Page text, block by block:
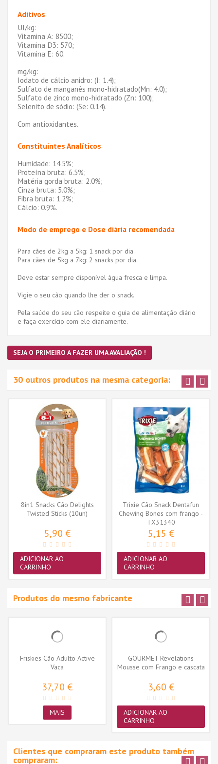
Aditivos
UI/kg:
Vitamina A: 8500;
Vitamina D3: 570;
Vitamina E: 60.
mg/kg:
Iodato de cálcio anidro: (I: 1.4);
Sulfato de manganês mono-hidratado(Mn: 4.0);
Sulfato de zinco mono-hidratado (Zn: 100);
Selenito de sódio: (Se: 0.14).
Com antioxidantes.
Constituintes Analíticos
Humidade: 14.5%;
Proteína bruta: 6.5%;
Matéria gorda bruta: 2.0%;
Cinza bruta: 5.0%;
Fibra bruta: 1.2%;
Cálcio: 0.9%.
Modo de emprego e Dose diária recomendada
Para cães de 2kg a 5kg: 1 snack por dia.
Para cães de 5kg a 7kg: 2 snacks por dia.
Deve estar sempre disponível água fresca e limpa.
Vigie o seu cão quando lhe der o snack.
Pela saúde do seu cão respeite o guia de alimentação diário
e faça exercício com ele diariamente.
SEJA O PRIMEIRO A FAZER UMA AVALIAÇÃO !
30 outros produtos na mesma categoria:
8in1 Snacks Cão Delights
Twisted Sticks (10un)
5,90 €
ADICIONAR AO
CARRINHO
Trixie Cão Snack Dentafun
Chewing Bones com frango -
8...
TX31340
5,15 €
ADICIONAR AO
CARRINHO
Produtos do mesmo fabricante
Friskies Cão Adulto Active
Vaca
37,70 €
MAIS
GOURMET Revelations
Mousse com Frango e cascata
3,60 €
ADICIONAR AO
CARRINHO
Clientes que compraram este produto também
compraram: